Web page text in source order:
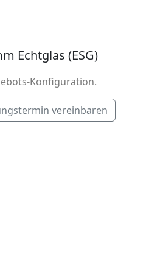
Echtglas (ESG)
Konfiguration.
vereinbaren